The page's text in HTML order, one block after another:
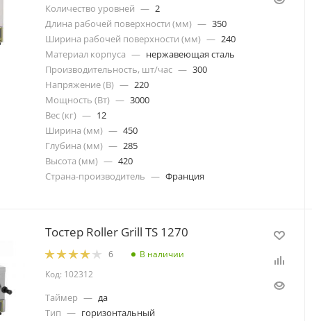
Количество уровней — 2
Длина рабочей поверхности (мм) — 350
Ширина рабочей поверхности (мм) — 240
Материал корпуса — нержавеющая сталь
Производительность, шт/час — 300
Напряжение (В) — 220
Мощность (Вт) — 3000
Вес (кг) — 12
Ширина (мм) — 450
Глубина (мм) — 285
Высота (мм) — 420
Страна-производитель — Франция
Тостер Roller Grill TS 1270
6
В наличии
Код: 102312
Таймер — да
Тип — горизонтальный